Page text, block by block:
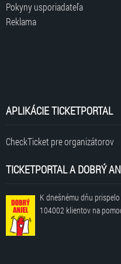
Pokyny usporiadateľa
Reklama
APLIKÁCIE TICKETPORTAL
CheckTicket pre organizátorov
TICKETPORTAL A DOBRÝ
K dnešnému dňu
104002 klientov na